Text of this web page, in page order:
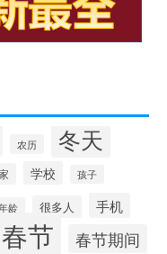
农历 冬天
学校 孩子
龄 很多人 手机
春节 春节期间